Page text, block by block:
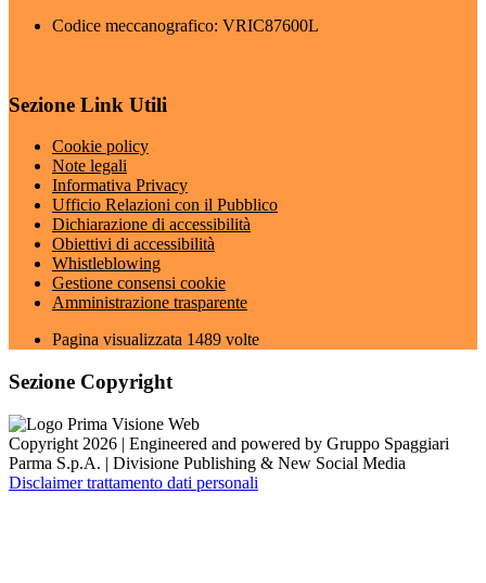
Codice meccanografico: VRIC87600L
Sezione Link Utili
Cookie policy
Note legali
Informativa Privacy
Ufficio Relazioni con il Pubblico
Dichiarazione di accessibilità
Obiettivi di accessibilità
Whistleblowing
Gestione consensi cookie
Amministrazione trasparente
Pagina visualizzata 1489 volte
Sezione Copyright
Copyright 2026 | Engineered and powered by Gruppo Spaggiari
Parma S.p.A. | Divisione Publishing & New Social Media
Disclaimer trattamento dati personali